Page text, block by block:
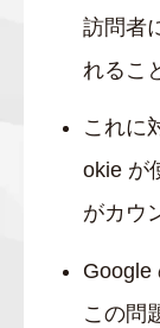
訪問者
れるこ
これに
okie が
がカウ
Google
この問